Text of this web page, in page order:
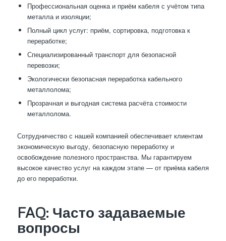
Профессиональная оценка и приём кабеля с учётом типа
металла и изоляции;
Полный цикл услуг: приём, сортировка, подготовка к
переработке;
Специализированный транспорт для безопасной
перевозки;
Экологически безопасная переработка кабельного
металлолома;
Прозрачная и выгодная система расчёта стоимости
металлолома.
Сотрудничество с нашей компанией обеспечивает клиентам
экономическую выгоду, безопасную переработку и
освобождение полезного пространства. Мы гарантируем
высокое качество услуг на каждом этапе — от приёма кабеля
до его переработки.
FAQ: Часто задаваемые
вопросы